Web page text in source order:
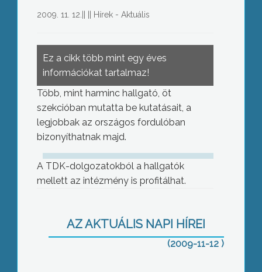
2009. 11. 12. Hírek - Aktuális
Ez a cikk több mint egy éves
információkat tartalmaz!
Több, mint harminc hallgató, öt
szekcióban mutatta be kutatásait, a
legjobbak az országos fordulóban
bizonyíthatnak majd.
A TDK-dolgozatokból a hallgatók
mellett az intézmény is profitálhat.
AZ AKTUÁLIS NAPI HÍREI
(2009-11-12 )
Régi tervét valósította meg a